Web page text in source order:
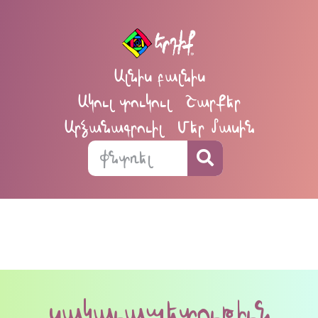
Ալնիս բալնիս
Ակուլ տուկուլ
Շարքեր
Արձանագրուիլ
Մեր մասին